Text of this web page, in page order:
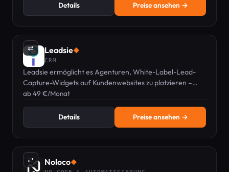
Details Preise ansehen →
⇄ Leadsie◆
CRM
Leadsie ermöglicht es Agenturen, White-Label-Lead-
Capture-Widgets auf Kundenwebsites zu platzieren –
ohne Entwicklerzugriff.
ab 49 €/Monat
Details Preise ansehen →
⇄ Noloco◆